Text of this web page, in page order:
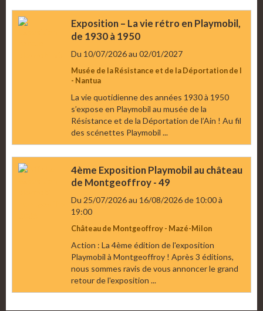
Exposition – La vie rétro en Playmobil,
de 1930 à 1950
Du 10/07/2026au 02/01/2027
Musée de la Résistance et de la Déportation de l
- Nantua
La vie quotidienne des années 1930 à 1950
s’expose en Playmobil au musée de la
Résistance et de la Déportation de l’Ain ! Au fil
des scénettes Playmobil ...
4ème Exposition Playmobil au château
de Montgeoffroy - 49
Du 25/07/2026au 16/08/2026de 10:00à
19:00
Château de Montgeoffroy - Mazé-Milon
Action : La 4ème édition de l'exposition
Playmobil à Montgeoffroy ! Après 3 éditions,
nous sommes ravis de vous annoncer le grand
retour de l'exposition ...